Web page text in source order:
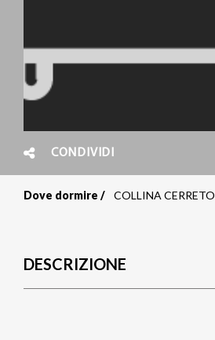
CONDIVIDI
pane
Dove dormire COLLINA CERRETO
DESCRIZIONE